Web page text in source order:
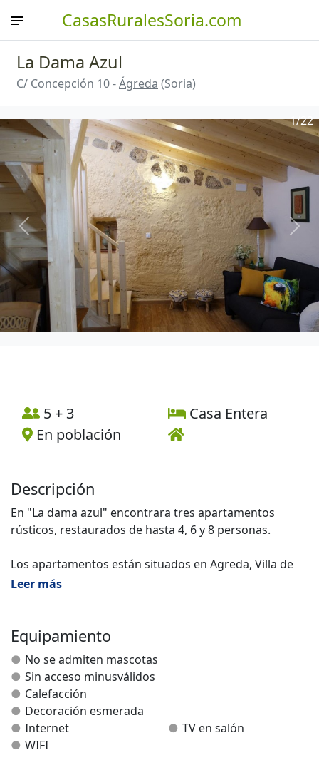
CasasRuralesSoria.com
La Dama Azul
C/ Concepción 10 -Ágreda (Soria)
Anterior
1/22
5 + 3
Casa Entera
En población
Descripción
En "La dama azul" encontrara tres apartamentos
rústicos, restaurados de hasta 4, 6 y 8 personas.
Los apartamentos están situados en Agreda, Villa de
las Tres Culturas, en la Meseta castellana al pie del
Los Apartamentos La Dama Azul admiten mascotas.
Hay WiFi gratuita en todas las instalaciones.
Los alojamientos tienen zona de salón comedor.
También disponen de cocina con microondas, nevera,
fogones y cafetera. El baño privado consta de bañera o
ducha. También se proporcionan toallas y ropa de
Leer más
Equipamiento
No se admiten mascotas
Sin acceso minusválidos
Calefacción
Decoración esmerada
Internet
TV en salón
WIFI